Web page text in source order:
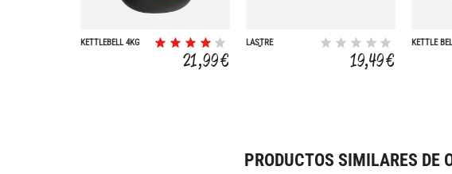
KETTLEBELL 4KG
21,99 €
LASTRE
19,49 €
KETTLE
PRODUCTOS SIMILARES DE